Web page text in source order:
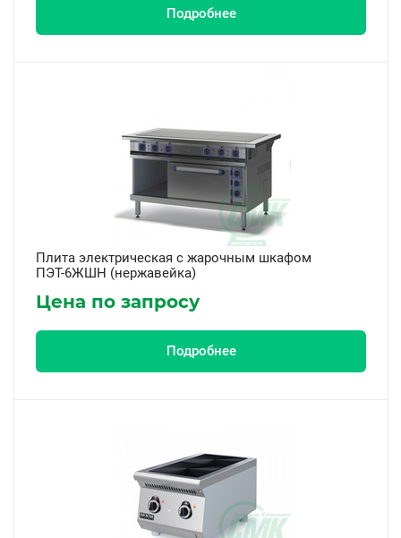
Подробнее
Плита электрическая с жарочным шкафом
ПЭТ-6ЖШН (нержавейка)
Цена по запросу
Подробнее